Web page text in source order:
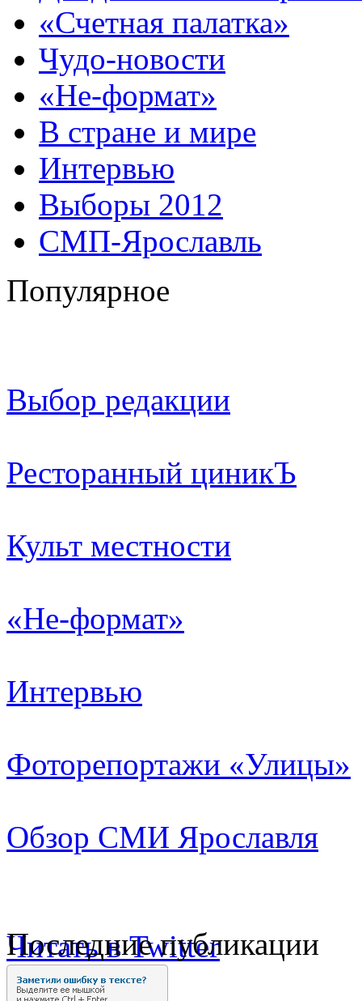
«Счетная палатка»
Чудо-новости
«Не-формат»
В стране и мире
Интервью
Выборы 2012
СМП-Ярославль
Популярное
Выбор редакции
Ресторанный циникЪ
Культ местности
«Не-формат»
Интервью
Фоторепортажи «Улицы»
Обзор СМИ Ярославля
Последние публикации
Читать в Twitter